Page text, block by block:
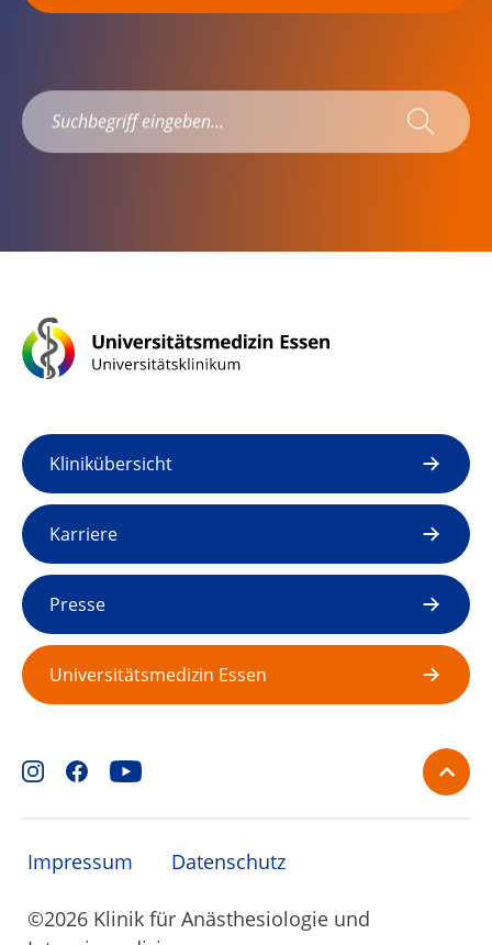
Kontakt
Klinikübersicht
Karriere
Presse
Universitätsmedizin Essen
Impressum Datenschutz
©2026 Klinik für Anästhesiologie und